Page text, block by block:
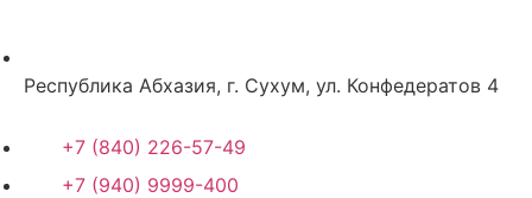
Республика Абхазия, г. Сухум, ул. Конфедератов 4
+7 (840) 226-57-49
+7 (940) 9999-400